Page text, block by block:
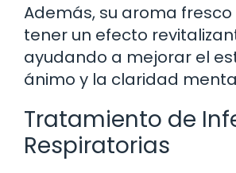
Además, su aroma
tener un efecto
ayudando a mejorar el
ánimo y la claridad
Tratamiento de
Respiratorias